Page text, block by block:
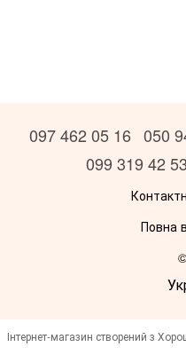
097 462 05 16 050
099 319 42 53
Повна
Інтернет-магазин створений з